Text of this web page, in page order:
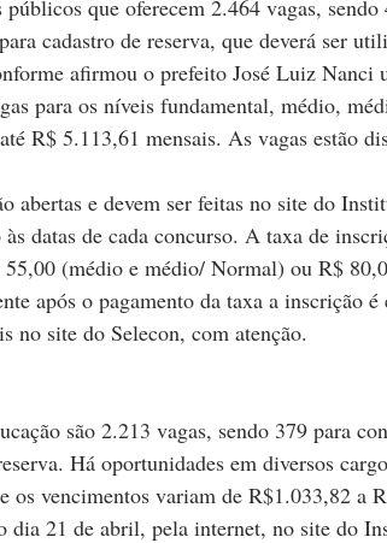
públicos que oferecem 2.464 vagas,
cadastro de reserva, que deverá ser
afirmou o prefeito José Luiz Nanci
para os níveis fundamental, médio,
R$ 5.113,61 mensais. As vagas estão
abertas e devem ser feitas no site do
datas de cada concurso. A taxa de
(médio e médio/ Normal) ou R$
após o pagamento da taxa a inscrição
no site do Selecon, com atenção.
são 2.213 vagas, sendo 379 para
Há oportunidades em diversos
os vencimentos variam de R$1.033,82 a
dia 21 de abril, pela internet, no site do